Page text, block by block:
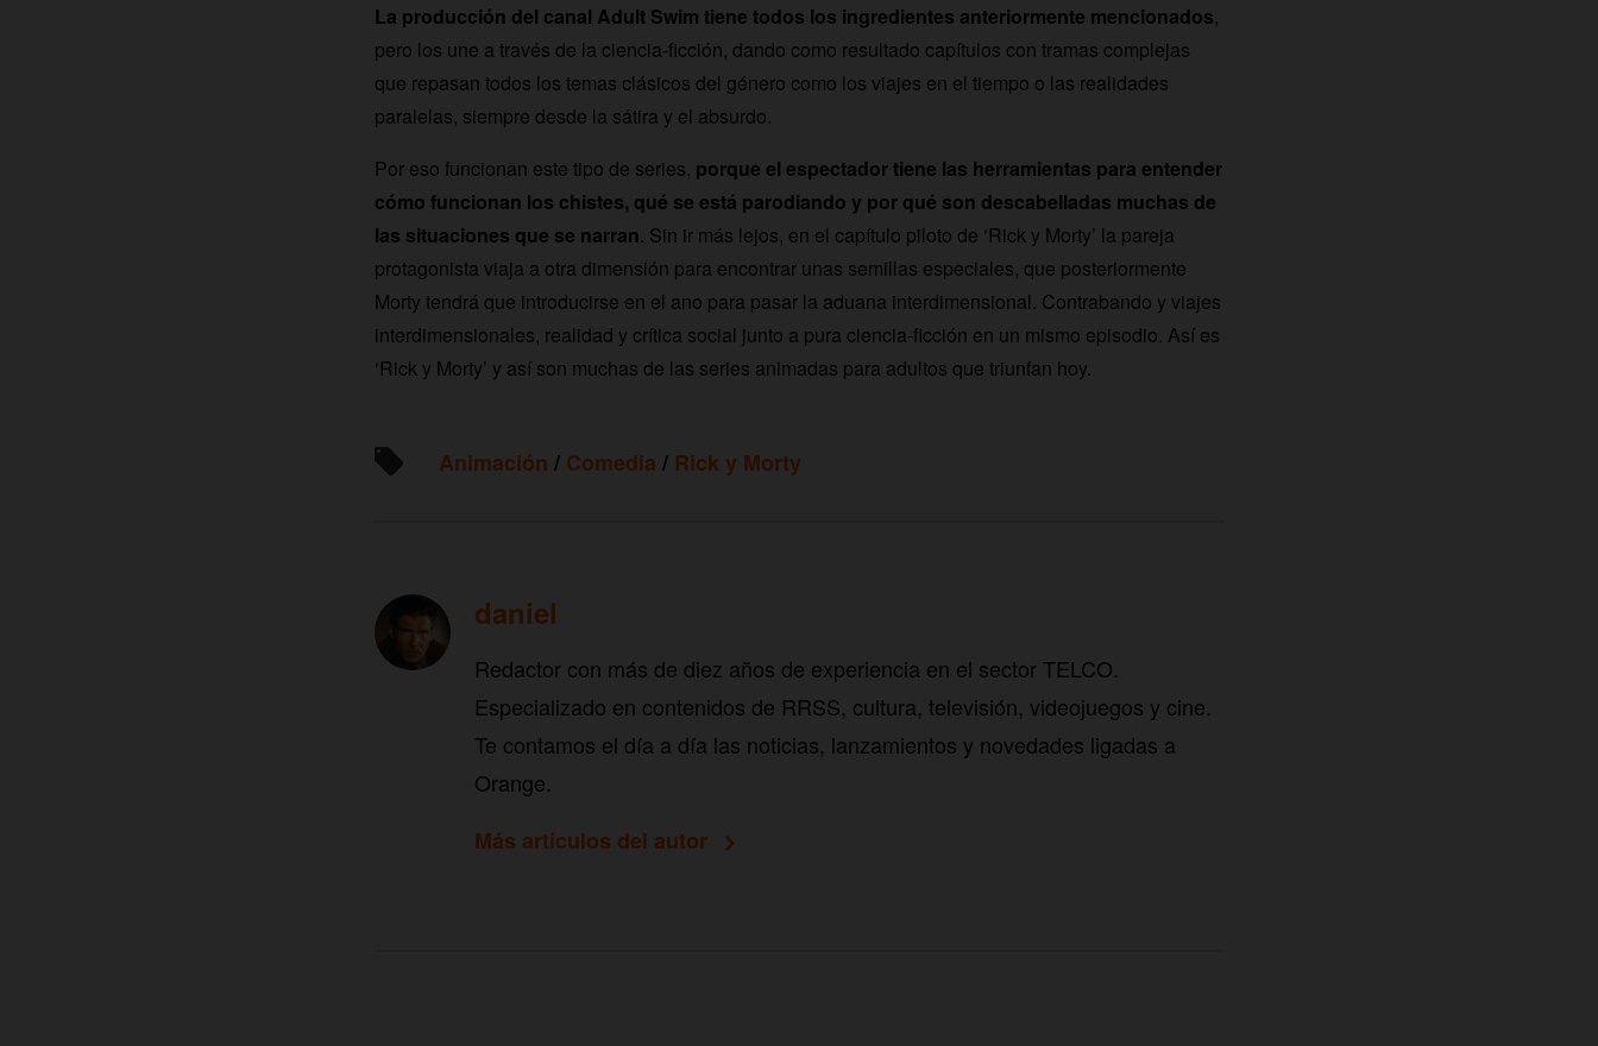
La producción del canal Adult Swim tiene todos los ingredientes anteriormente mencionados,
pero los une a través de la ciencia-ficción, dando como resultado capítulos con tramas complejas
que repasan todos los temas clásicos del género como los viajes en el tiempo o las realidades
paralelas, siempre desde la sátira y el absurdo.
Por eso funcionan este tipo de series, porque el espectador tiene las herramientas para entender
cómo funcionan los chistes, qué se está parodiando y por qué son descabelladas muchas de
las situaciones que se narran. Sin ir más lejos, en el capítulo piloto de ‘Rick y Morty’ la pareja
protagonista viaja a otra dimensión para encontrar unas semillas especiales, que posteriormente
Morty tendrá que introducirse en el ano para pasar la aduana interdimensional. Contrabando y viajes
interdimensionales, realidad y crítica social junto a pura ciencia-ficción en un mismo episodio. Así es
‘Rick y Morty’ y así son muchas de las series animadas para adultos que triunfan hoy.
Animación / Comedia / Rick y Morty
daniel
Redactor con más de diez años de experiencia en el sector TELCO.
Especializado en contenidos de RRSS, cultura, televisión, videojuegos y cine.
Te contamos el día a día las noticias, lanzamientos y novedades ligadas a
Orange.
Más artículos del autor